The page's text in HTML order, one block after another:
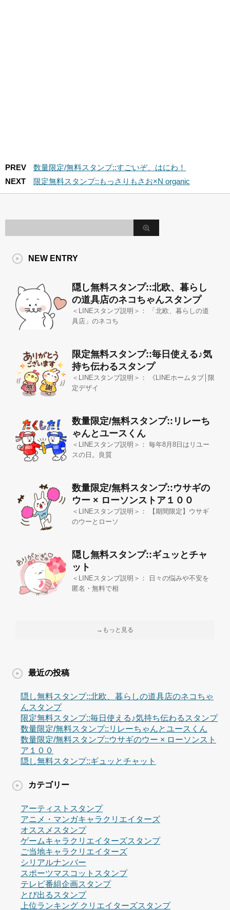
PREV
数量限定/無料スタンプ::すごいぞ、はにわ！
NEXT
限定無料スタンプ::もっさりもさお×N organic
NEW ENTRY
隠し無料スタンプ::北欧、暮らし
の道具店のネコちゃんスタンプ
＜LINEスタンプ説明＞： 「北欧、暮らしの道
具店」のネコち
限定無料スタンプ::毎日使える♪気
持ち伝わるスタンプ
＜LINEスタンプ説明＞： 《LINEホームタブ│限
定デザイ
数量限定/無料スタンプ::リレーち
ゃんとユースくん
＜LINEスタンプ説明＞： 毎年8月8日はリユー
スの日。良質
数量限定/無料スタンプ::ウサギの
ウー × ローソンストア１００
＜LINEスタンプ説明＞： 【期間限定】ウサギ
のウーとローソ
隠し無料スタンプ::ギュッとチャ
ット
＜LINEスタンプ説明＞： 日々の悩みや不安を
匿名・無料で相
→もっと見る
最近の投稿
隠し無料スタンプ::北欧、暮らしの道具店のネコちゃ
んスタンプ
限定無料スタンプ::毎日使える♪気持ち伝わるスタンプ
数量限定/無料スタンプ::リレーちゃんとユースくん
数量限定/無料スタンプ::ウサギのウー × ローソンスト
ア１００
隠し無料スタンプ::ギュッとチャット
カテゴリー
アーティストスタンプ
アニメ・マンガキャラクリエイターズ
オススメスタンプ
ゲームキャラクリエイターズスタンプ
ご当地キャラクリエイターズ
シリアルナンバー
スポーツマスコットスタンプ
テレビ番組企画スタンプ
とび出るスタンプ
上位ランキング クリエイターズスタンプ